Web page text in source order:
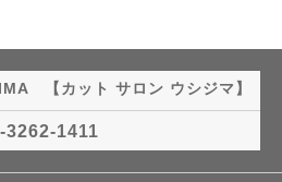
【カット サロン ウシジマ】
3262-1411